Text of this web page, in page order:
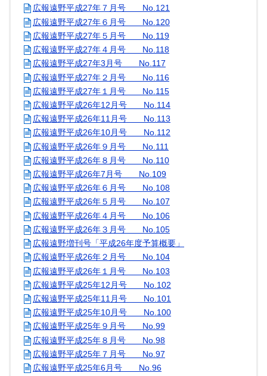
広報遠野平成27年７月号 No.121
広報遠野平成27年６月号 No.120
広報遠野平成27年５月号 No.119
広報遠野平成27年４月号 No.118
広報遠野平成27年3月号 No.117
広報遠野平成27年２月号 No.116
広報遠野平成27年１月号 No.115
広報遠野平成26年12月号 No.114
広報遠野平成26年11月号 No.113
広報遠野平成26年10月号 No.112
広報遠野平成26年９月号 No.111
広報遠野平成26年８月号 No.110
広報遠野平成26年7月号 No.109
広報遠野平成26年６月号 No.108
広報遠野平成26年５月号 No.107
広報遠野平成26年４月号 No.106
広報遠野平成26年３月号 No.105
広報遠野増刊号「平成26年度予算概要」
広報遠野平成26年２月号 No.104
広報遠野平成26年１月号 No.103
広報遠野平成25年12月号 No.102
広報遠野平成25年11月号 No.101
広報遠野平成25年10月号 No.100
広報遠野平成25年９月号 No.99
広報遠野平成25年８月号 No.98
広報遠野平成25年７月号 No.97
広報遠野平成25年6月号 No.96